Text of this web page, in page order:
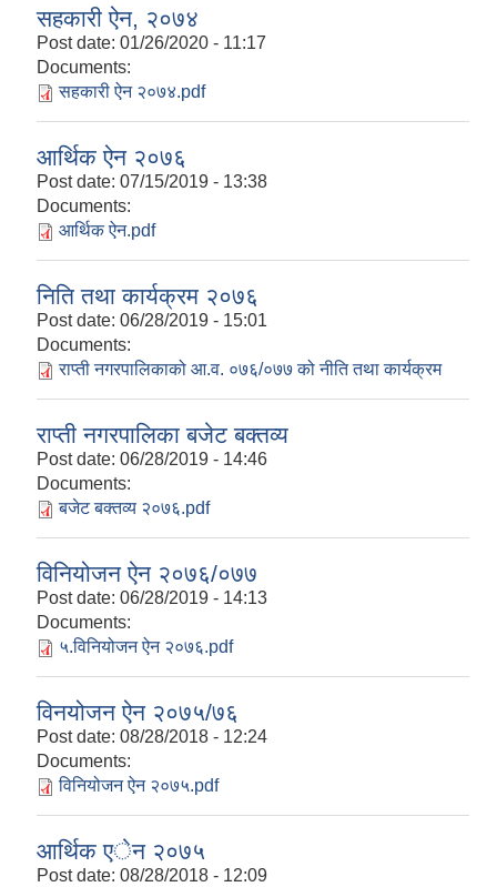
सहकारी ऐन, २०७४
Post date: 01/26/2020 - 11:17
Documents:
सहकारी ऐन २०७४.pdf
आर्थिक ऐन २०७६
Post date: 07/15/2019 - 13:38
Documents:
आर्थिक ऐन.pdf
निति तथा कार्यक्रम २०७६
Post date: 06/28/2019 - 15:01
Documents:
राप्ती नगरपालिकाको आ.व. ०७६/०७७ को नीति तथा कार्यक्रम
राप्ती नगरपालिका बजेट बक्तव्य
Post date: 06/28/2019 - 14:46
Documents:
बजेट बक्तव्य २०७६.pdf
विनियोजन ऐन २०७६/०७७
Post date: 06/28/2019 - 14:13
Documents:
५.विनियोजन ऐन २०७६.pdf
विनयोजन ऐन २०७५/७६
Post date: 08/28/2018 - 12:24
Documents:
विनियोजन ऐन २०७५.pdf
आर्थिक एेन २०७५
Post date: 08/28/2018 - 12:09